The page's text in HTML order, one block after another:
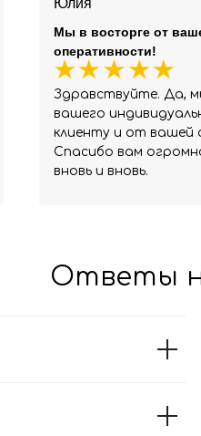
Юлия
Здравствуйте. Да,
вашего
клиенту и от вашей
Спасибо вам
вновь и вновь.
Мы в восторге от
оперативности!
Ответы